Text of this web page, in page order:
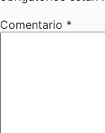
Comentario *